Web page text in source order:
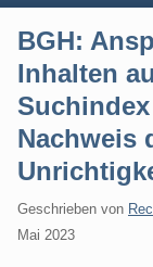
BGH:
Inhalten
Nachweis
Geschrieben von
Mai 2023